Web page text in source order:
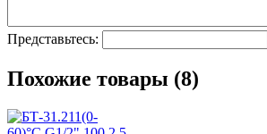
Представьтесь:
Похожие товары (8)